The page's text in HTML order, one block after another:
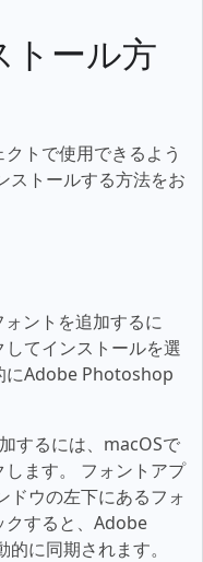
トール方
トで使用できるよう
トールする方法をお
ントを追加するに
てインストールを選
にAdobe Photoshop
するには、macOSで
ます。 フォントアプ
ドウの左下にあるフォ
クすると、Adobe
に同期されます。